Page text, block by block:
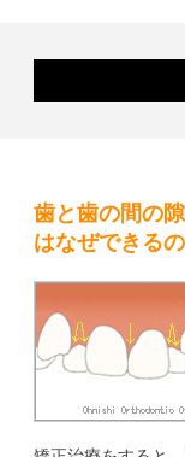
歯と歯の間の
はなぜできる